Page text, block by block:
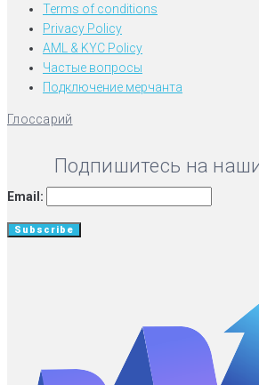
Terms of conditions
Privacy Policy
AML & KYC Policy
Частые вопросы
Подключение мерчанта
Глоссарий
Подпишитесь на
Email: